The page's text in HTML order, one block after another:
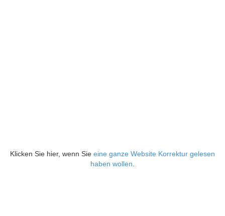
Klicken Sie hier, wenn Sie eine ganze Website Korrektur gelesen
haben wollen